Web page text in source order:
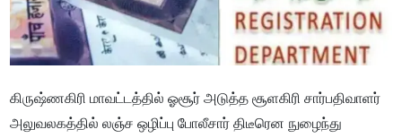
கிருஷ்ணகிரி மாவட்டத்தில் ஓசூர் அடுத்த சூளகிரி சார்பதிவாளர்
அலுவலகத்தில் லஞ்ச ஒழிப்பு போலீசார் திடீரென நுழைந்து